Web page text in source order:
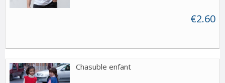
€2.60
Chasuble enfant